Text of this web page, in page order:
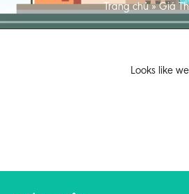
Trang chủ»Giá
Looks like